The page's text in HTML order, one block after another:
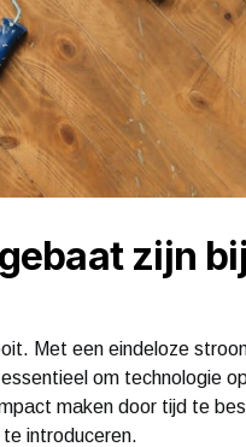
zijn
Met een eindeloze
om technologie
maken door tijd te
introduceren.